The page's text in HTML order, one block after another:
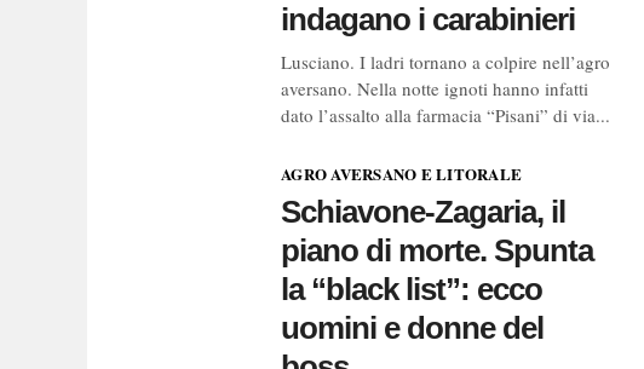
indagano i carabinieri
Lusciano. I ladri tornano a colpire nell’agro
aversano. Nella notte ignoti hanno infatti
dato l’assalto alla farmacia “Pisani” di via...
AGRO AVERSANO E LITORALE
Schiavone-Zagaria, il
piano di morte. Spunta
la “black list”: ecco
uomini e donne del